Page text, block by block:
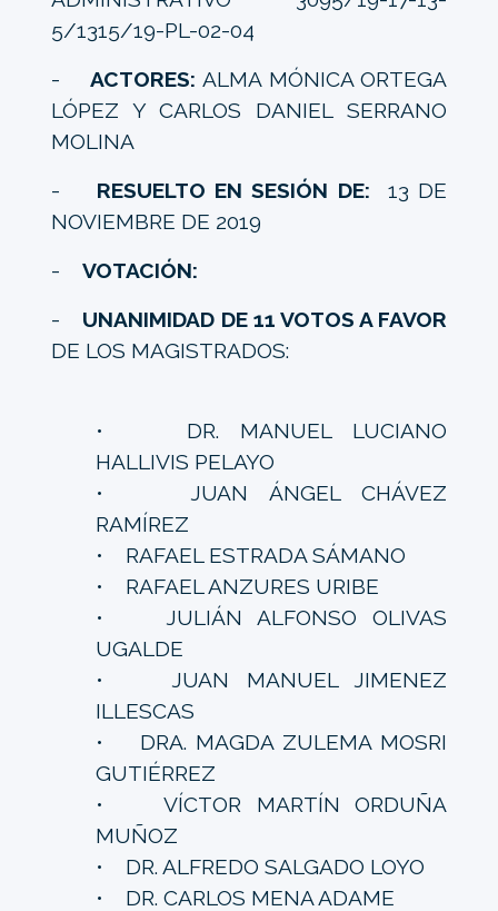
5/1315/19-PL-02-04
- ACTORES: ALMA MÓNICA ORTEGA
LÓPEZ Y CARLOS DANIEL SERRANO
MOLINA
- RESUELTO EN SESIÓN DE:
13 DE
NOVIEMBRE DE 2019
- VOTACIÓN:
-
UNANIMIDAD DE 11 VOTOS A FAVOR
DE LOS MAGISTRADOS:
• DR. MANUEL LUCIANO
HALLIVIS PELAYO
• JUAN ÁNGEL CHÁVEZ
RAMÍREZ
• RAFAEL ESTRADA SÁMANO
• RAFAEL ANZURES URIBE
• JULIÁN ALFONSO OLIVAS
UGALDE
• JUAN MANUEL JIMENEZ
ILLESCAS
• DRA. MAGDA ZULEMA MOSRI
GUTIÉRREZ
• VÍCTOR MARTÍN ORDUÑA
MUÑOZ
• DR. ALFREDO SALGADO LOYO
• DR. CARLOS MENA ADAME